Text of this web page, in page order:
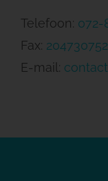
Telefoon: 072-
Fax: 204730752
E-mail: